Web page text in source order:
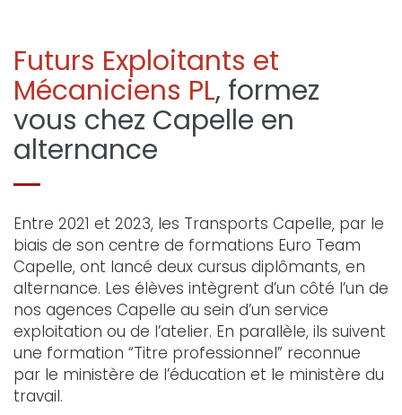
Futurs Exploitants et
Mécaniciens PL, formez
vous chez Capelle en
alternance
Entre 2021 et 2023, les Transports Capelle, par le
biais de son centre de formations Euro Team
Capelle, ont lancé deux cursus diplômants, en
alternance. Les élèves intègrent d’un côté l’un de
nos agences Capelle au sein d’un service
exploitation ou de l’atelier. En parallèle, ils suivent
une formation “Titre professionnel” reconnue
par le ministère de l’éducation et le ministère du
travail.